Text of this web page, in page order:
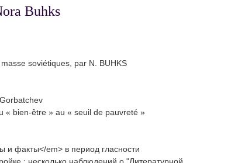
Buhks
soviétiques, par N. BUHKS
« bien-être » au « seuil de pauvreté »
и факты</em> в период гласности